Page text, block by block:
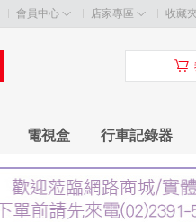
會員中心 店家專區 收藏夾
󰃦
電視盒 行車記錄器